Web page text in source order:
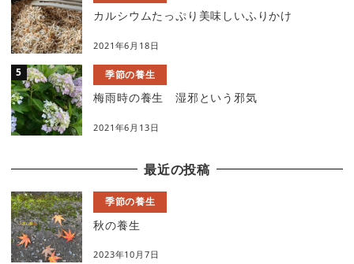
カルシウムたっぷり美味しいふりかけ
2021年6月18日
季節の養生
梅雨時の養生 湿邪という邪気
2021年6月13日
最近の投稿
季節の養生
秋の養生
2023年10月7日